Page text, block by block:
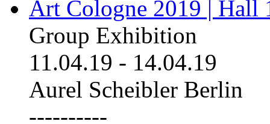
Art Cologne 2019 | Hall
Group Exhibition
11.04.19 - 14.04.19
Aurel Scheibler Berlin
----------